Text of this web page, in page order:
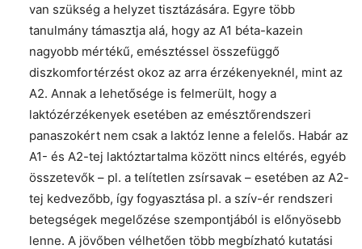
van szükség a helyzet tisztázására. Egyre több
tanulmány támasztja alá, hogy az A1 béta-kazein
nagyobb mértékű, emésztéssel összefüggő
diszkomfortérzést okoz az arra érzékenyeknél, mint az
A2. Annak a lehetősége is felmerült, hogy a
laktózérzékenyek esetében az emésztőrendszeri
panaszokért nem csak a laktóz lenne a felelős. Habár az
A1- és A2-tej laktóztartalma között nincs eltérés, egyéb
összetevők – pl. a telítetlen zsírsavak – esetében az A2-
tej kedvezőbb, így fogyasztása pl. a szív-ér rendszeri
betegségek megelőzése szempontjából is előnyösebb
lenne. A jövőben vélhetően több megbízható kutatási